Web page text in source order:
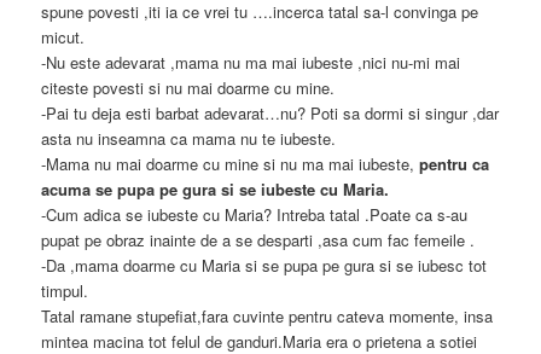
spune povesti ,iti ia ce vrei tu ….incerca tatal sa-l convinga pe
micut.
-Nu este adevarat ,mama nu ma mai iubeste ,nici nu-mi mai
citeste povesti si nu mai doarme cu mine.
-Pai tu deja esti barbat adevarat…nu? Poti sa dormi si singur ,dar
asta nu inseamna ca mama nu te iubeste.
-Mama nu mai doarme cu mine si nu ma mai iubeste, pentru ca
acuma se pupa pe gura si se iubeste cu Maria.
-Cum adica se iubeste cu Maria? Intreba tatal .Poate ca s-au
pupat pe obraz inainte de a se desparti ,asa cum fac femeile .
-Da ,mama doarme cu Maria si se pupa pe gura si se iubesc tot
timpul.
Tatal ramane stupefiat,fara cuvinte pentru cateva momente, insa
mintea macina tot felul de ganduri.Maria era o prietena a sotiei